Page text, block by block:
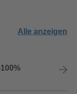
Alle anzeigen